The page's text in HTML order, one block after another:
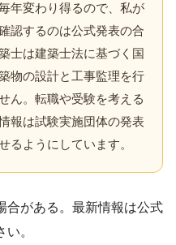
年変わり得るので、私が
認するのは公式発表の合
士は建築士法に基づく国
物の設計と工事監理を行
ん。転職や受験を考える
報は試験実施団体の発表
るようにしています。
合がある。最新情報は公式
。